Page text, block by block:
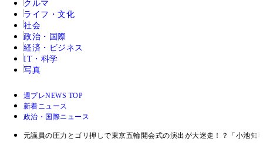
クルマ
ライフ・文化
社会
政治・国際
経済・ビジネス
IT・科学
写真
週プレNEWS TOP
新着ニュース
政治・国際ニュース
元議員の圧力とゴリ押しで東京五輪開会式の演出が大迷走！？「小池知